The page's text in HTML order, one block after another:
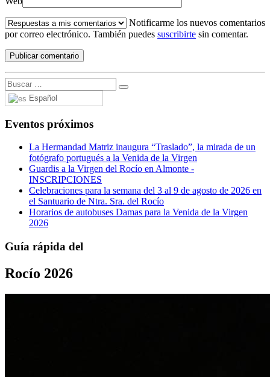
Notificarme los nuevos comentarios
por correo electrónico. También puedes suscribirte sin comentar.
Español
Eventos próximos
La Hermandad Matriz inaugura “Traslado”, la mirada de un
fotógrafo portugués a la Venida de la Virgen
Guardis a la Virgen del Rocío en Almonte -
INSCRIPCIONES
Celebraciones para la semana del 3 al 9 de agosto de 2026 en
el Santuario de Ntra. Sra. del Rocío
Horarios de autobuses Damas para la Venida de la Virgen
2026
Guía rápida del
Rocío 2026